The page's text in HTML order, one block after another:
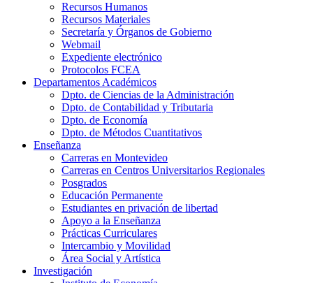
Recursos Humanos
Recursos Materiales
Secretaría y Órganos de Gobierno
Webmail
Expediente electrónico
Protocolos FCEA
Departamentos Académicos
Dpto. de Ciencias de la Administración
Dpto. de Contabilidad y Tributaria
Dpto. de Economía
Dpto. de Métodos Cuantitativos
Enseñanza
Carreras en Montevideo
Carreras en Centros Universitarios Regionales
Posgrados
Educación Permanente
Estudiantes en privación de libertad
Apoyo a la Enseñanza
Prácticas Curriculares
Intercambio y Movilidad
Área Social y Artística
Investigación